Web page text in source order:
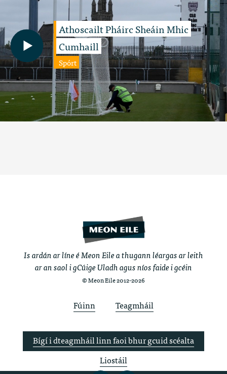
Athoscailt Pháirc Sheáin Mhic
Cumhaill
Spórt
Is ardán ar líne é Meon Eile a thugann léargas ar leith
ar an saol i gCúige Uladh agus níos faide i gcéin
© Meon Eile 2012-2026
Fúinn Teagmháil
Bígí i dteagmháil linn faoi bhur gcuid scéalta
Liostáil